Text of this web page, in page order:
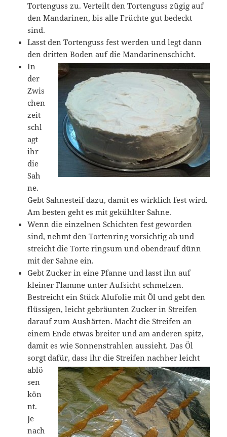
Tortenguss zu. Verteilt den Tortenguss zügig auf
den Mandarinen, bis alle Früchte gut bedeckt
sind.
Lasst den Tortenguss fest werden und legt dann
den dritten Boden auf die Mandarinenschicht.
In
der
Zwis
chen
zeit
schl
agt
ihr
die
Sah
ne.
Gebt Sahnesteif dazu, damit es wirklich fest wird.
Am besten geht es mit gekühlter Sahne.
Wenn die einzelnen Schichten fest geworden
sind, nehmt den Tortenring vorsichtig ab und
streicht die Torte ringsum und obendrauf dünn
mit der Sahne ein.
Gebt Zucker in eine Pfanne und lasst ihn auf
kleiner Flamme unter Aufsicht schmelzen.
Bestreicht ein Stück Alufolie mit Öl und gebt den
flüssigen, leicht gebräunten Zucker in Streifen
darauf zum Aushärten. Macht die Streifen an
einem Ende etwas breiter und am anderen spitz,
damit es wie Sonnenstrahlen aussieht. Das Öl
sorgt dafür, dass ihr die Streifen nachherleicht
ablö
sen
kön
nt.
Je
nach